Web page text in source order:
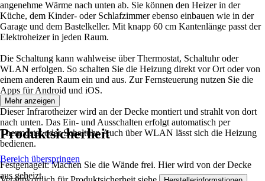
angenehme Wärme nach unten ab. Sie können den Heizer in der
Küche, dem Kinder- oder Schlafzimmer ebenso einbauen wie in der
Garage und dem Bastelkeller. Mit knapp 60 cm Kantenlänge passt der
Elektroheizer in jeden Raum.
Die Schaltung kann wahlweise über Thermostat, Schaltuhr oder
WLAN erfolgen. So schalten Sie die Heizung direkt vor Ort oder von
einem anderen Raum ein und aus. Zur Fernsteuerung nutzen Sie die
Apps für Android und iOS.
Dieser Infrarotheizer wird an der Decke montiert und strahlt von dort
nach unten. Das Ein- und Ausschalten erfolgt automatisch per
Thermostat oder Schaltuhr. Auch über WLAN lässt sich die Heizung
bedienen.
Festgenagelt: Machen Sie die Wände frei. Hier wird von der Decke
aus geheizt.
Mehr anzeigen
Produktsicherheit
Bereich überspringen